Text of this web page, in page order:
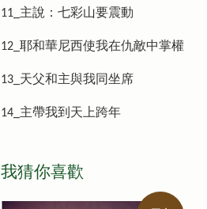
11_主說：七彩山要震動
12_耶和華尼西使我在仇敵中掌權
13_天父和主與我同坐席
14_主帶我到天上跨年
我猜你喜歡